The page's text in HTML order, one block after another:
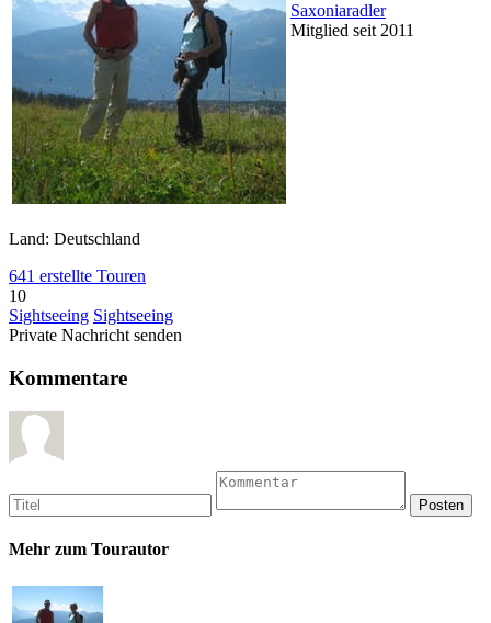
Saxoniaradler
Mitglied seit 2011
Land: Deutschland
641 erstellte Touren
10
Sightseeing Sightseeing
Private Nachricht senden
Kommentare
Mehr zum Tourautor